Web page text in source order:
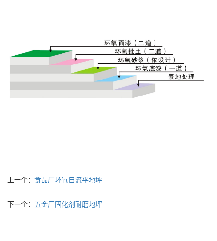
上一个： 食品厂环氧自流平地坪
下一个： 五金厂固化剂耐磨地坪